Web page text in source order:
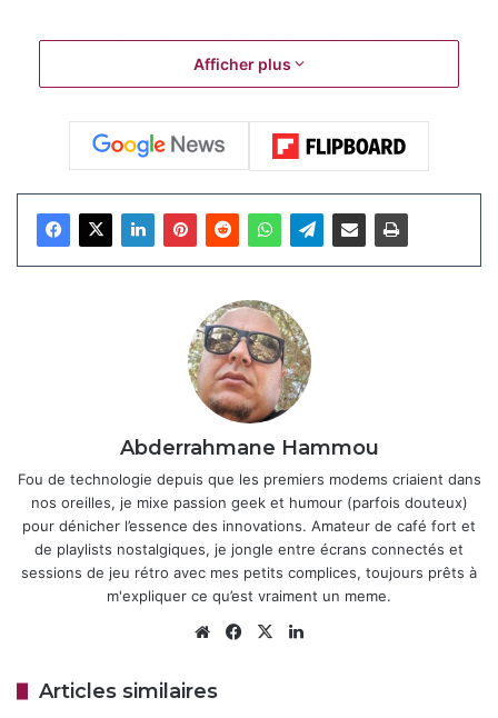
Le souci provient d’une cellule de batterie spécifique, la
126280 version 2.0, utilisée dans un lot restreint de ces
surcharge ou une utilisation dans des environnements à
haute température, cette cellule peut surchauffer, ce qui
a mis en place un processus clair : les utilisateurs doivent
vérifier le numéro de série de leur batterie, indiqué au dos
de l’appareil,sur le site officielou via l’application Xiaomi
ou illisible ne sont pas éligibles au remboursement, qui
s’élève à 159 yuans (environ 22 $).
HyperOS 3.1 : Xiaomi corrige enfin les
problèmes de batterie et de galerie
5 mai 2026
Xiaomi prépare le lancement mondial
d’une montre connectée abordable
2 mai 2026
Afficher plus
Abderrahmane Hammou
Fou de technologie depuis que les premiers modems criaient dans
nos oreilles, je mixe passion geek et humour (parfois douteux)
pour dénicher l’essence des innovations. Amateur de café fort et
de playlists nostalgiques, je jongle entre écrans connectés et
sessions de jeu rétro avec mes petits complices, toujours prêts à
m'expliquer ce qu’est vraiment un meme.
WebsiteFacebook
X
Articles similaires